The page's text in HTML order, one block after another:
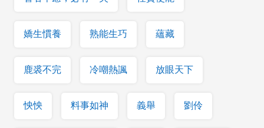
嬌生慣養 熟能生巧 蘊藏
鹿裘不完 冷嘲熱諷 放眼天下
怏怏 料事如神 義舉 劉伶